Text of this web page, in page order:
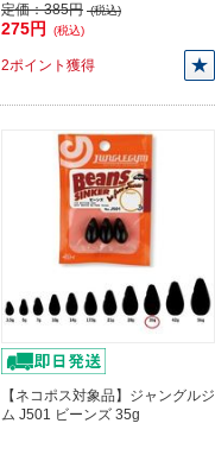
定価：385円 (税込)
275円 (税込)
2ポイント獲得
【ネコポス対象品】ジャングルジ
ム J501 ビーンズ 35g